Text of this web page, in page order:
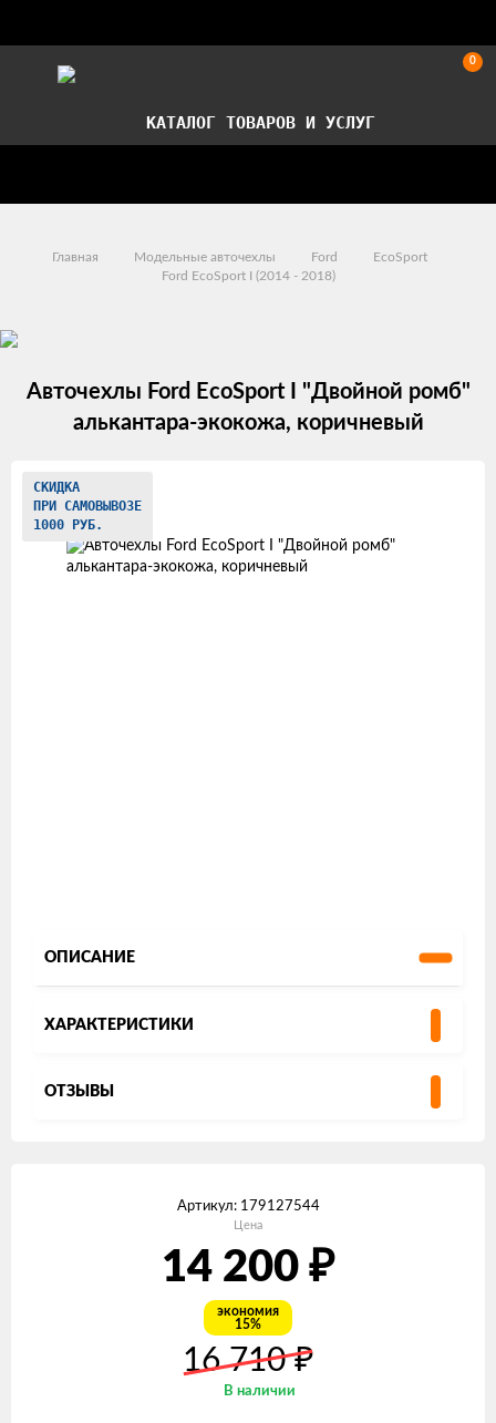
0
КАТАЛОГ ТОВАРОВ И УСЛУГ
Главная Модельные авточехлы Ford
EcoSport
Ford EcoSport I (2014 - 2018)
Авточехлы Ford EcoSport I "Двойной ромб"
алькантара-экокожа, коричневый
Изображения
товаров
СКИДКА
ПРИ САМОВЫВОЗЕ
1000 РУБ.
ОПИСАНИЕ
ХАРАКТЕРИСТИКИ
ОТЗЫВЫ
Артикул: 179127544
Цена
14 200 ₽
экономия
15%
16 710₽
В наличии